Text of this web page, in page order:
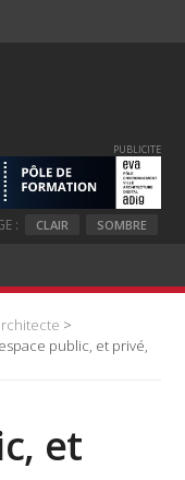
PUBLICITE
: CLAIR SOMBRE
>
public, et privé,
et